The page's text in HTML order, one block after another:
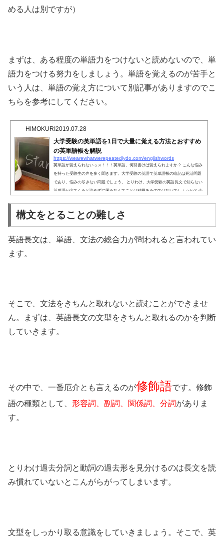
める人は別ですが）
まずは、ある程度の単語力をつけないと読めないので、単
語力をつける努力をしましょう。単語を覚えるのが苦手と
いう人は、単語の覚え方について別記事がありますのでこ
ちらを参考にしてください。
HIMOKURI2019.07.28
大学受験の英単語を1日で大量に覚える方法とおすすめ
の英単語帳を解説
https://wearewhatwerepeatedlydo.com/englishwords
英単語が覚えられないっス！！！英単語、何回書けば覚えられますか？ こんな悩み
を持った受験生の声を多く聞きます。大学受験の英語で英単語帳の暗記は死活問題
であり、悩みの尽きない問題でしょう。 とりわけ、大学受験の英語長文で知らない
英単語が出てくると読めずに困るなんてことは結構あるのではないでしょうか？ 今
ていきます。皆さんの英単語の...
構文をとることの難しさ
英語長文は、単語、文法の総合力が問われると言われてい
ます。
そこで、文法をきちんと取れないと読むことができませ
ん。まずは、英語長文の文型をきちんと取れるのかを判断
していきます。
その中で、一番厄介とも言えるのが修飾語です。修飾
語の種類として、 形容詞、副詞、関係詞、分詞がありま
す。
とりわけ過去分詞と動詞の過去形を見分けるのは長文を読
み慣れていないとこんがらがってしまいます。
文型をしっかり取る意識をしていきましょう。そこで、英